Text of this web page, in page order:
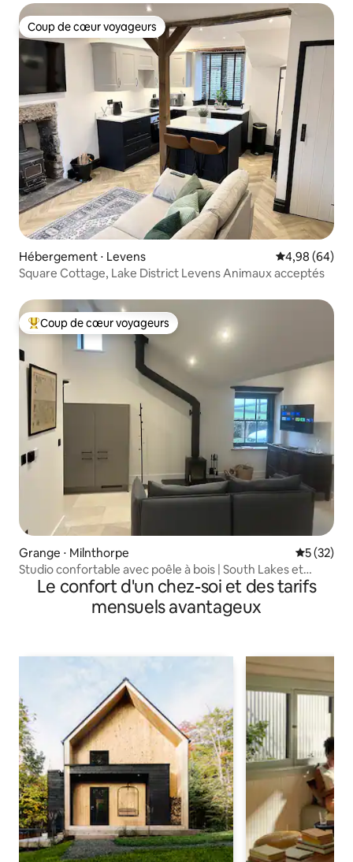
Coup de cœur voyageurs
Coup de cœur voyageurs
Hébergement ⋅ Levens Évaluation
4,98 (64)
Square Cottage, Lake District Levens Animaux acceptés
Coups de cœur voyageurs les plus appréciés
Coup de cœur voyageurs
Grange ⋅ Milnthorpe
5 (32)
Studio confortable avec poêle à bois | South Lakes et
Arnside
Le confort d'un chez-soi et des tarifs
mensuels avantageux